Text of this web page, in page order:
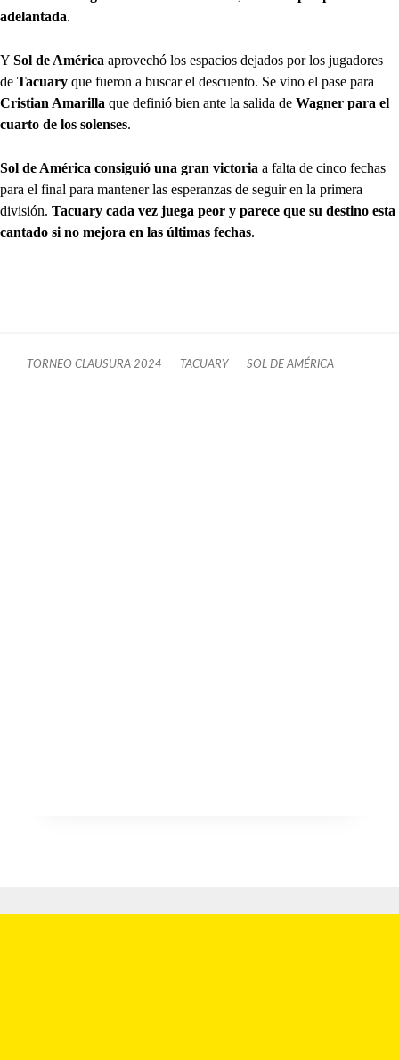
adelantada.
Y Sol de América aprovechó los espacios dejados por los jugadores
de Tacuary que fueron a buscar el descuento. Se vino el pase para
Cristian Amarilla que definió bien ante la salida de Wagner para el
cuarto de los solenses.
Sol de América consiguió una gran victoria a falta de cinco fechas
para el final para mantener las esperanzas de seguir en la primera
división. Tacuary cada vez juega peor y parece que su destino esta
cantado si no mejora en las últimas fechas.
TORNEO CLAUSURA 2024 TACUARY SOL DE AMÉRICA